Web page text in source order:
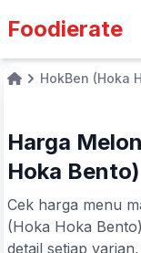
Foodierate
HomeHokBen (Hoka
Harga
Hoka
Cek harga menu
(Hoka Hoka
detail setiap